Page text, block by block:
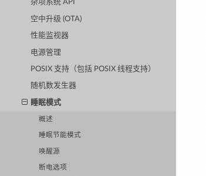
杂项系统 API
空中升级 (OTA)
性能监视器
电源管理
POSIX 支持（包括 POSIX 线程支持）
随机数发生器
睡眠模式
概述
睡眠节能模式
唤醒源
断电选项